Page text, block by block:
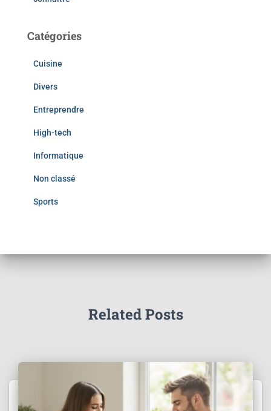
Catégories
Cuisine
Divers
Entreprendre
High-tech
Informatique
Non classé
Sports
Related Posts